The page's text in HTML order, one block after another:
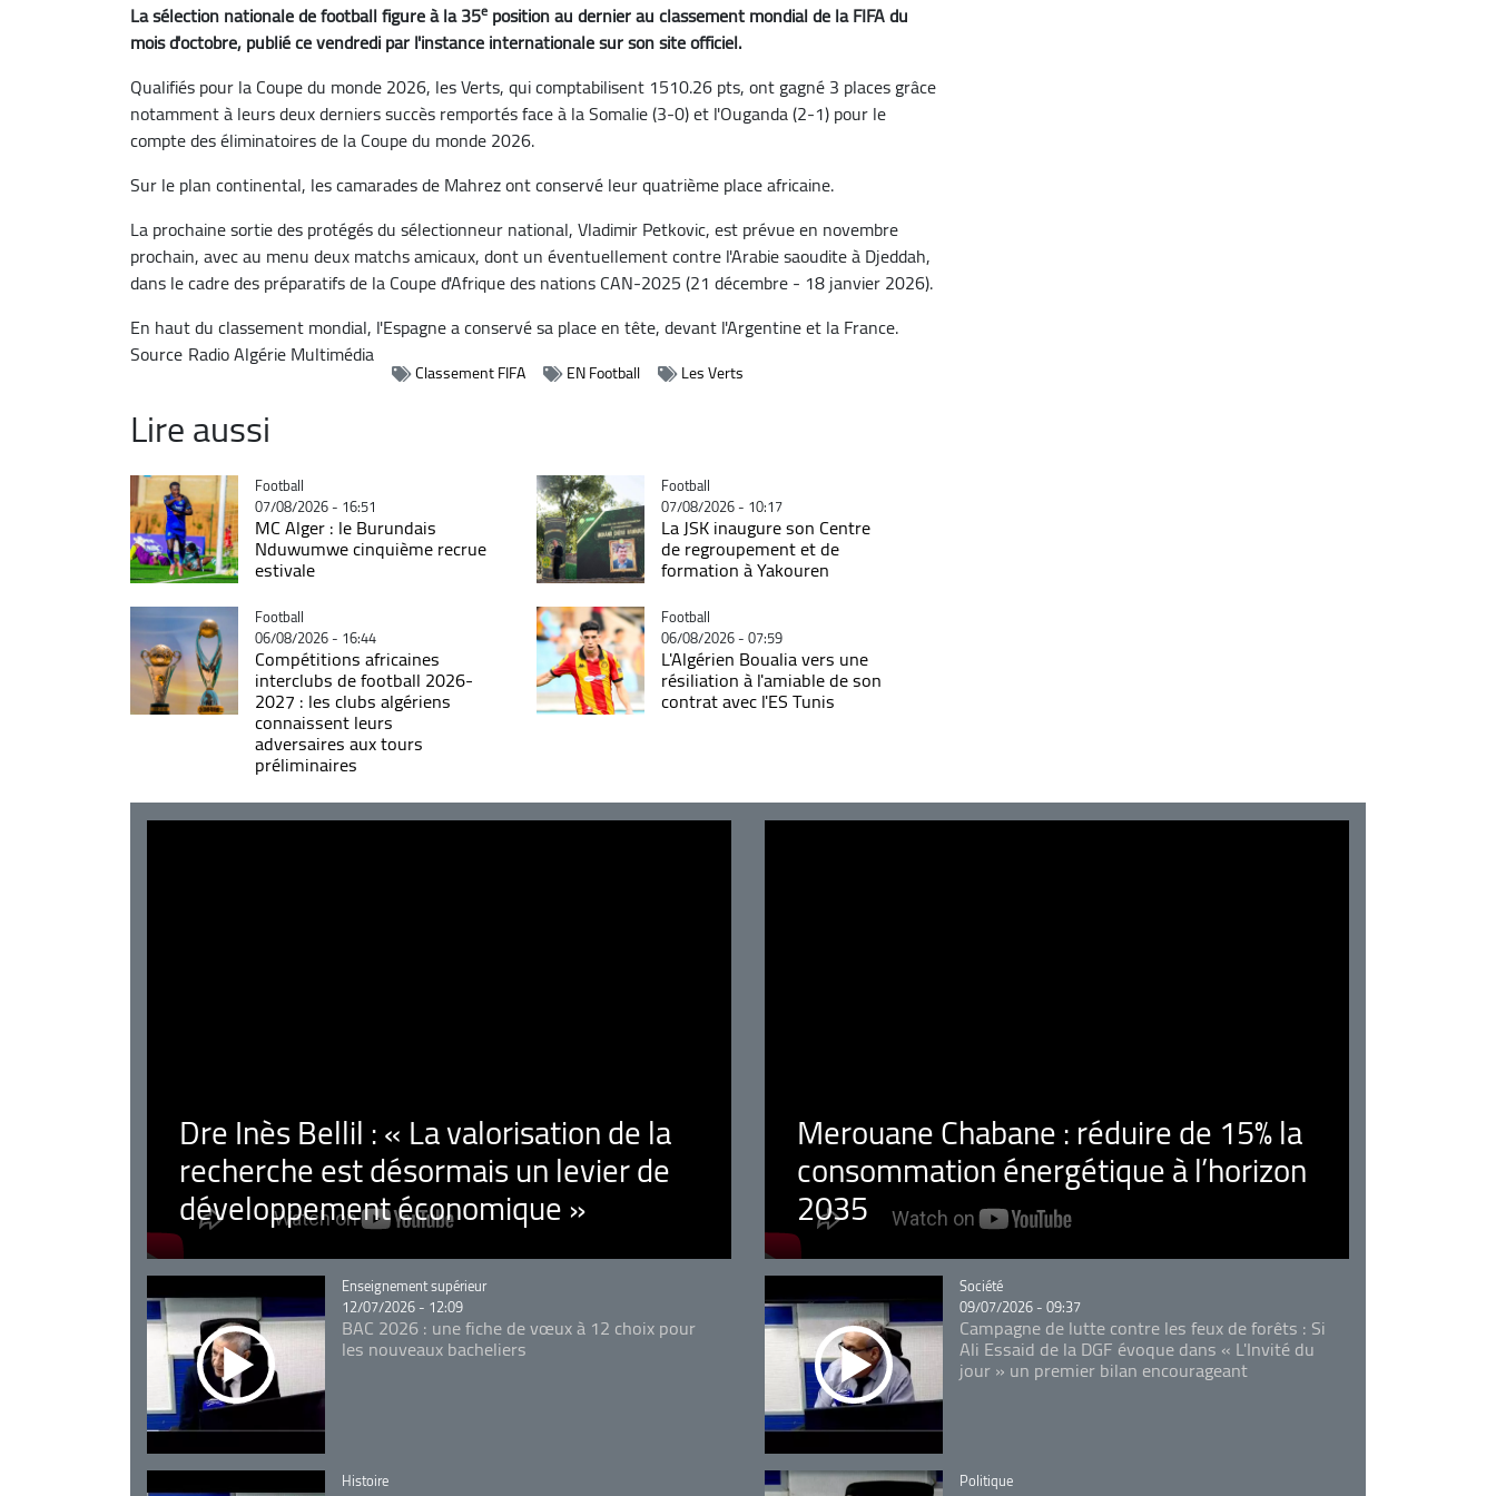
La sélection nationale de football figure à la 35e position au dernier au classement mondial de la FIFA du
mois d'octobre, publié ce vendredi par l'instance internationale sur son site officiel.
Qualifiés pour la Coupe du monde 2026, les Verts, qui comptabilisent 1510.26 pts, ont gagné 3 places grâce
notamment à leurs deux derniers succès remportés face à la Somalie (3-0) et l'Ouganda (2-1) pour le
compte des éliminatoires de la Coupe du monde 2026.
Sur le plan continental, les camarades de Mahrez ont conservé leur quatrième place africaine.
La prochaine sortie des protégés du sélectionneur national, Vladimir Petkovic, est prévue en novembre
prochain, avec au menu deux matchs amicaux, dont un éventuellement contre l'Arabie saoudite à Djeddah,
dans le cadre des préparatifs de la Coupe d'Afrique des nations CAN-2025 (21 décembre - 18 janvier 2026).
En haut du classement mondial, l'Espagne a conservé sa place en tête, devant l'Argentine et la France.
Source Radio Algérie Multimédia
Classement FIFA EN Football Les Verts
Lire aussi
Catégorie
Football
07/08/2026 - 16:51
MC Alger : le Burundais
Nduwumwe cinquième recrue
estivale
Catégorie
Football
07/08/2026 - 10:17
La JSK inaugure son Centre
de regroupement et de
formation à Yakouren
Catégorie
Football
06/08/2026 - 16:44
Compétitions africaines
interclubs de football 2026-
2027 : les clubs algériens
connaissent leurs
adversaires aux tours
préliminaires
Catégorie
Football
06/08/2026 - 07:59
L'Algérien Boualia vers une
résiliation à l'amiable de son
contrat avec l'ES Tunis
Dre Inès Bellil : « La valorisation de la
recherche est désormais un levier de
développement économique »
Merouane Chabane : réduire de 15% la
consommation énergétique à l’horizon
2035
Catégorie
Enseignement supérieur
12/07/2026 - 12:09
BAC 2026 : une fiche de vœux à 12 choix pour
les nouveaux bacheliers
Catégorie
Société
09/07/2026 - 09:37
Campagne de lutte contre les feux de forêts : Si
Ali Essaid de la DGF évoque dans « L'Invité du
jour » un premier bilan encourageant
Catégorie
Histoire Catégorie
Politique